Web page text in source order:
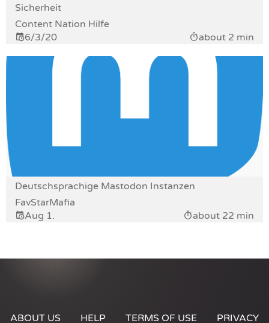
Sicherheit
Content Nation Hilfe
6/3/20
about 2 min
Deutschsprachige Mastodon Instanzen
FavStarMafia
Aug 1.
about 22 min
ABOUT US HELP TERMS OF USE PRIVACY